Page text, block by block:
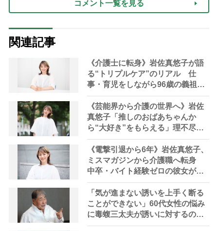
コメント一覧を見る
関連記事
《介護士に転身》岩佐真悠子が語
る“トリプルケア”のリアル 仕
事・育児をしながら96歳の義祖母
と同居して介護 プロだから言え
る「家での介護は“雑”でも気にし
ない」
《芸能界から介護の世界へ》岩佐
真悠子「推しのおばあちゃんか
ら“大好き”をもらえる」理不尽さ
も吹き飛ぶ“やりがい”、介護の現
場は「愛おしい」
《電撃引退から6年》岩佐真悠子、
ミスマガジンから介護職へ転身
中卒・バイト経験ゼロの彼女が見
つけた“居場所”「社会の役に立ち
ながら自分らしくいられる」
「気が進まない誘いを上手く断る
ことができない」60代女性の悩み
に毒蝮三太夫が誘いに対するの心
の持ちようを伝授｜「マムちゃん